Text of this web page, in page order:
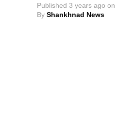
Published 3 years ago on
By Shankhnad News